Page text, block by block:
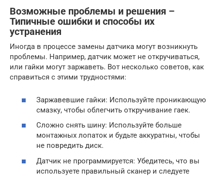
Возможные проблемы и решения –
Типичные ошибки и способы их
устранения
Иногда в процессе замены датчика могут возникнуть
проблемы. Например, датчик может не откручиваться,
или гайки могут заржаветь. Вот несколько советов, как
справиться с этими трудностями:
Заржавевшие гайки: Используйте проникающую
смазку, чтобы облегчить откручивание гаек.
Сложно снять шину: Используйте больше
монтажных лопаток и будьте аккуратны, чтобы
не повредить диск.
Датчик не программируется: Убедитесь, что вы
используете правильный сканер и следуете